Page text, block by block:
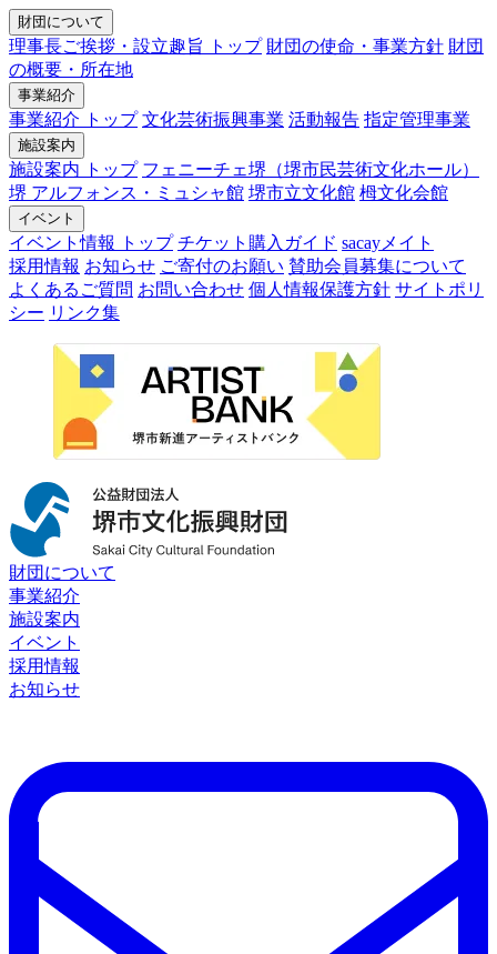
財団について
理事長ご挨拶・設立趣旨 トップ 財団の使命・事業方針 財団
の概要・所在地
事業紹介
事業紹介 トップ 文化芸術振興事業 活動報告 指定管理事業
施設案内
施設案内 トップ フェニーチェ堺（堺市民芸術文化ホール）
堺 アルフォンス・ミュシャ館 堺市立文化館 栂文化会館
イベント
イベント情報 トップ チケット購入ガイド sacayメイト
採用情報 お知らせ ご寄付のお願い 賛助会員募集について
よくあるご質問 お問い合わせ 個人情報保護方針 サイトポリ
シー リンク集
財団について
事業紹介
施設案内
イベント
採用情報
お知らせ